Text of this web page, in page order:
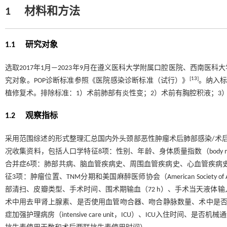
1 材料和方法
1.1 研究对象
选取2017年1月—2023年9月在遵义医科大学附属口腔医院、西南医科
究对象。POP诊断标准参照《医院感染诊断标准（试行）》
[13]。纳入
植修复术。排除标准：1）术前肺部有炎性变；2）术前有胸腔积液；
1.2 观察指标
采用范围综述的形式整理汇总国内外头颈部恶性肿瘤术后肺部感染/
况收集资料，包括人口学特征8项：性别、年龄、身体质量指数（
合并症6项：肺部共病、脑血管疾病史、周围血管疾病史、心血管疾病
征3项：肿瘤位置、TNM分期和美国麻醉医师协会（American Society
部清扫、皮瓣类型、手术时间、围术期输血（72 h）、手术当天液体
术中用去甲肾上腺素、是否使用血管吻合器、吻合静脉数量、术中是
症加强护理病房（intensive care unit，ICU）、ICU入住时间、是否机